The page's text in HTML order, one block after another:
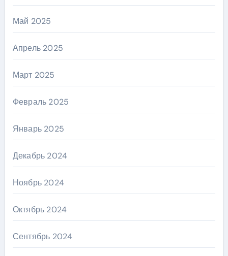
Май 2025
Апрель 2025
Март 2025
Февраль 2025
Январь 2025
Декабрь 2024
Ноябрь 2024
Октябрь 2024
Сентябрь 2024